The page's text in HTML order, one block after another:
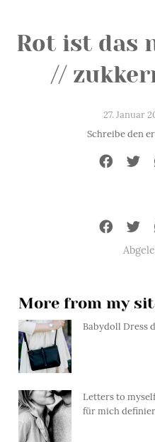
Rot ist das
//
27. Januar
Schreibe den
More from my
Babydoll Dress
Letters to
für mich